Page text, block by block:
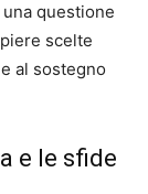
questione
scelte
al sostegno
e le sfide